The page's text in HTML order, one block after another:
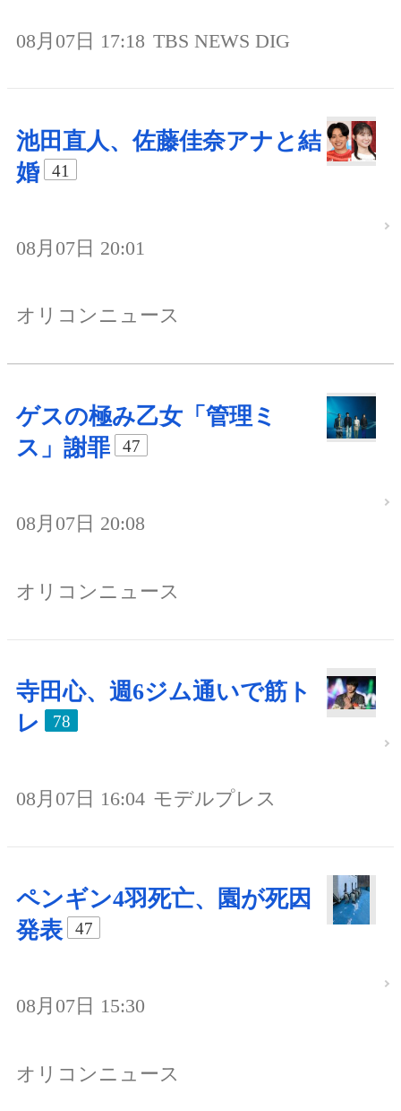
08月07日 17:18 TBS NEWS DIG
池田直人、佐藤佳奈アナと結
婚
41
08月07日 20:01
オリコンニュース
ゲスの極み乙女「管理ミ
ス」謝罪
47
08月07日 20:08
オリコンニュース
寺田心、週6ジム通いで筋ト
レ
78
08月07日 16:04 モデルプレス
ペンギン4羽死亡、園が死因
発表
47
08月07日 15:30
オリコンニュース